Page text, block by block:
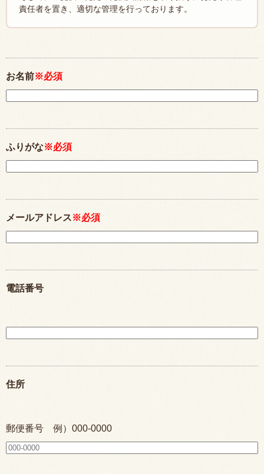
責任者を置き、適切な管理を行っております。
お名前※必須
ふりがな※必須
メールアドレス※必須
電話番号
住所
郵便番号 例）000-0000